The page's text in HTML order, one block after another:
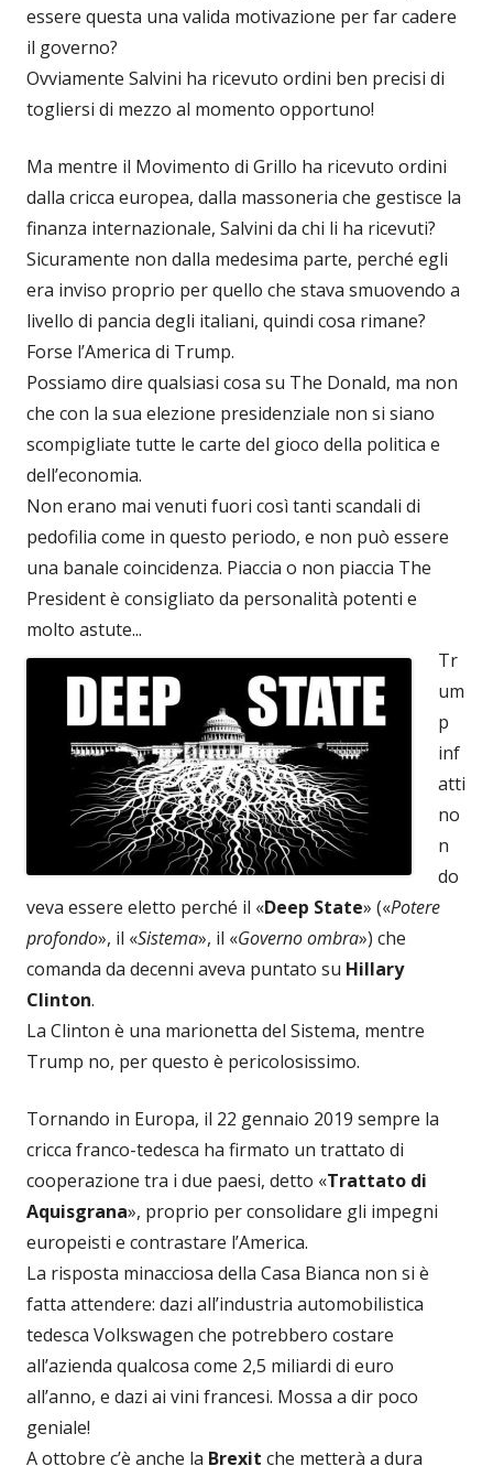
essere questa una valida motivazione per far cadere
il governo?
Ovviamente Salvini ha ricevuto ordini ben precisi di
togliersi di mezzo al momento opportuno!
Ma mentre il Movimento di Grillo ha ricevuto ordini
dalla cricca europea, dalla massoneria che gestisce la
finanza internazionale, Salvini da chi li ha ricevuti?
Sicuramente non dalla medesima parte, perché egli
era inviso proprio per quello che stava smuovendo a
livello di pancia degli italiani, quindi cosa rimane?
Forse l’America di Trump.
Possiamo dire qualsiasi cosa su The Donald, ma non
che con la sua elezione presidenziale non si siano
scompigliate tutte le carte del gioco della politica e
dell’economia.
Non erano mai venuti fuori così tanti scandali di
pedofilia come in questo periodo, e non può essere
una banale coincidenza. Piaccia o non piaccia The
President è consigliato da personalità potenti e
molto astute...
Tr
um
p
inf
atti
no
n
do
veva essere eletto perché il «Deep State» («Potere
profondo», il «Sistema», il «Governo ombra») che
comanda da decenni aveva puntato su Hillary
Clinton.
La Clinton è una marionetta del Sistema, mentre
Trump no, per questo è pericolosissimo.
Tornando in Europa, il 22 gennaio 2019 sempre la
cricca franco-tedesca ha firmato un trattato di
cooperazione tra i due paesi, detto «Trattato di
Aquisgrana», proprio per consolidare gli impegni
europeisti e contrastare l’America.
La risposta minacciosa della Casa Bianca non si è
fatta attendere: dazi all’industria automobilistica
tedesca Volkswagen che potrebbero costare
all’azienda qualcosa come 2,5 miliardi di euro
all’anno, e dazi ai vini francesi. Mossa a dir poco
geniale!
A ottobre c’è anche la Brexit che metterà a dura